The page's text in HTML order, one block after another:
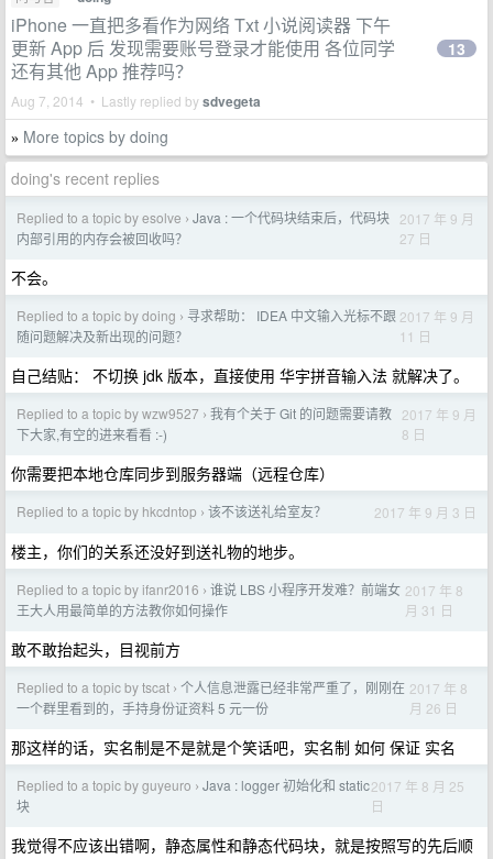
iPhone 一直把多看作为网络 Txt 小说阅读器 下午
更新 App 后 发现需要账号登录才能使用 各位同学
还有其他 App 推荐吗？
Aug 7, 2014 • Lastly replied bysdvegeta
13
» More topics by doing
doing's recent replies
Replied to a topic by esolve › Java : 一个代码块结束后，代码块
内部引用的内存会被回收吗？
2017 年 9 月
27 日
不会。
Replied to a topic by doing › 寻求帮助： IDEA 中文输入光标不跟
随问题解决及新出现的问题？
2017 年 9 月
11 日
自己结贴： 不切换 jdk 版本，直接使用 华宇拼音输入法 就解决了。
Replied to a topic by wzw9527 › 我有个关于 Git 的问题需要请教
下大家,有空的进来看看 :-)
2017 年 9 月
8 日
你需要把本地仓库同步到服务器端（远程仓库）
Replied to a topic by hkcdntop › 该不该送礼给室友？ 2017 年 9 月 3 日
楼主，你们的关系还没好到送礼物的地步。
Replied to a topic by ifanr2016 › 谁说 LBS 小程序开发难？前端女
王大人用最简单的方法教你如何操作
2017 年 8
月 31 日
敢不敢抬起头，目视前方
Replied to a topic by tscat › 个人信息泄露已经非常严重了，刚刚在
一个群里看到的，手持身份证资料 5 元一份
2017 年 8
月 26 日
那这样的话，实名制是不是就是个笑话吧，实名制 如何 保证 实名
Replied to a topic by guyeuro › Java : logger 初始化和 static
块
2017 年 8 月 25
日
我觉得不应该出错啊，静态属性和静态代码块，就是按照写的先后顺